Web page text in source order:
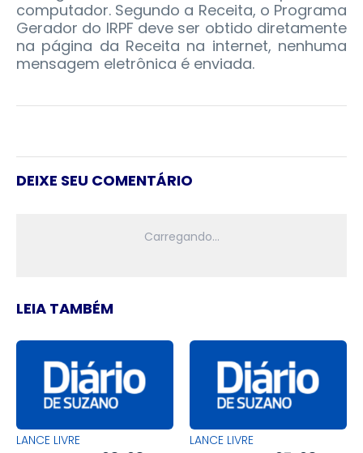
computador. Segundo a Receita, o Programa
Gerador do IRPF deve ser obtido diretamente
na página da Receita na internet, nenhuma
mensagem eletrônica é enviada.
DEIXE SEU COMENTÁRIO
LEIA TAMBÉM
LANCE LIVRE LANCE LIVRE